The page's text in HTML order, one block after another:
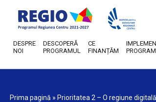
DESPRE
NOI
DESCOPERĂ
PROGRAMUL
CE
FINANȚĂM
PROGRAM
Prima pagină » Prioritatea 2 – O regiune digitală